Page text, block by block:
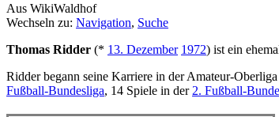
Aus WikiWaldhof
Wechseln zu: Navigation, Suche
Thomas Ridder (* 13. Dezember 1972) ist ein
Ridder begann seine Karriere in der Amateur-
Fußball-Bundesliga, 14 Spiele in der 2. Fußball-